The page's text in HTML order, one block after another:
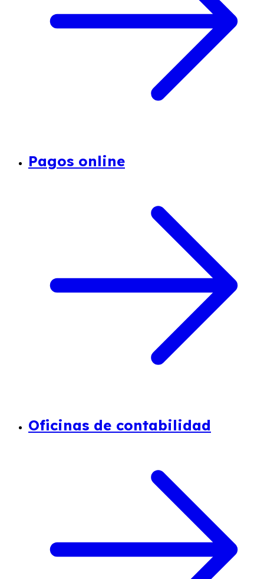
Pagos online
Oficinas de contabilidad